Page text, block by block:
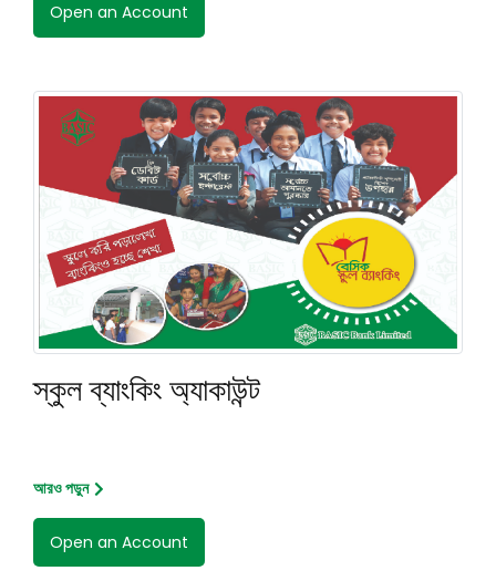
Open an Account
স্কুল ব্যাংকিং অ্যাকাউন্ট
আরও পড়ুন
Open an Account